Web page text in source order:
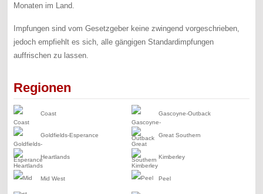
Monaten im Land.
Impfungen sind vom Gesetzgeber keine zwingend vorgeschrieben,
jedoch empfiehlt es sich, alle gängigen Standardimpfungen
auffrischen zu lassen.
Regionen
Coast Gascoyne-Outback
Goldfields-Esperance Great Southern
Heartlands Kimberley
Mid West Peel